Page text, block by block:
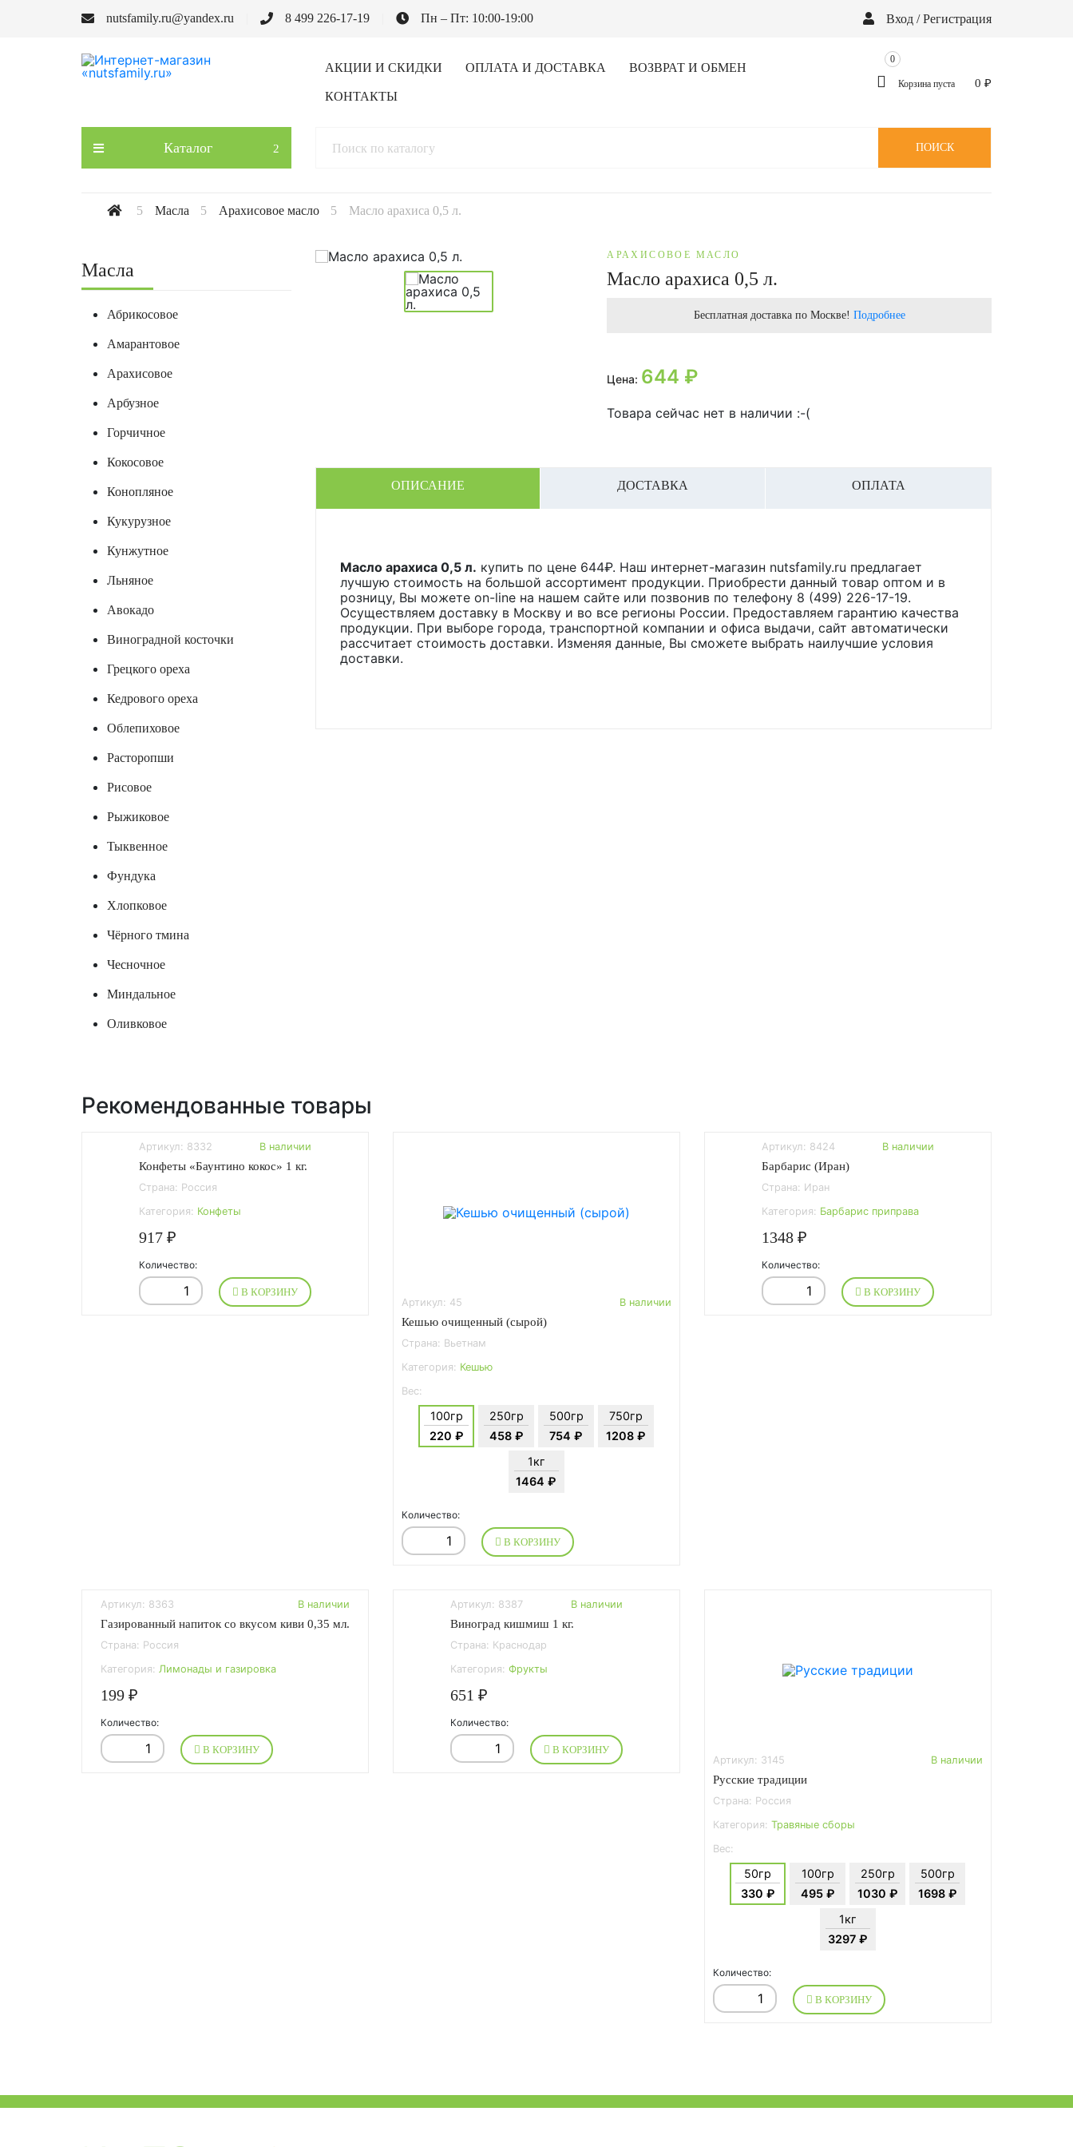
nutsfamily.ru@yandex.ru 8 499 226-17-19 Пн – Пт: 10:00-19:00 Вход / Регистрация
АКЦИИ И СКИДКИ ОПЛАТА И ДОСТАВКА ВОЗВРАТ И ОБМЕН
КОНТАКТЫ
Корзина пуста
0
0 ₽
Каталог ПОИСК
Масла Арахисовое масло Масло арахиса 0,5 л.
Масла
Абрикосовое
Амарантовое
Арахисовое
Арбузное
Горчичное
Кокосовое
Конопляное
Кукурузное
Кунжутное
Льняное
Авокадо
Виноградной косточки
Грецкого ореха
Кедрового ореха
Облепиховое
Расторопши
Рисовое
Рыжиковое
Тыквенное
Фундука
Хлопковое
Чёрного тмина
Чесночное
Миндальное
Оливковое
АРАХИСОВОЕ МАСЛО
Масло арахиса 0,5 л.
Бесплатная доставка по Москве! Подробнее
Цена: 644 ₽
Товара сейчас нет в наличии :-(
ОПИСАНИЕ ДОСТАВКА ОПЛАТА
Масло арахиса 0,5 л. купить по цене 644₽. Наш интернет-магазин nutsfamily.ru предлагает
лучшую стоимость на большой ассортимент продукции. Приобрести данный товар оптом и в
розницу, Вы можете on-line на нашем сайте или позвонив по телефону 8 (499) 226-17-19.
Осуществляем доставку в Москву и во все регионы России. Предоставляем гарантию качества
продукции. При выборе города, транспортной компании и офиса выдачи, сайт автоматически
рассчитает стоимость доставки. Изменяя данные, Вы сможете выбрать наилучшие условия
доставки.
Рекомендованные товары
Артикул: 8332 В наличии
Конфеты «Баунтино кокос» 1 кг.
Страна: Россия
Категория: Конфеты
917 ₽
Количество:
В КОРЗИНУ
Артикул: 45
В наличии
Кешью очищенный (сырой)
Страна: Вьетнам
Категория: Кешью
Вес:
100гр
220 ₽
250гр
458 ₽
500гр
754 ₽
750гр
1208 ₽
1кг
1464 ₽
Количество:
В КОРЗИНУ
Артикул: 8424 В наличии
Барбарис (Иран)
Страна: Иран
Категория: Барбарис приправа
1348 ₽
Количество:
В КОРЗИНУ
Артикул: 8363 В наличии
Газированный напиток со вкусом киви 0,35 мл.
Страна: Россия
Категория: Лимонады и газировка
199 ₽
Количество:
В КОРЗИНУ
Артикул: 8387 В наличии
Виноград кишмиш 1 кг.
Страна: Краснодар
Категория: Фрукты
651 ₽
Количество:
В КОРЗИНУ
Артикул: 3145
В наличии
Русские традиции
Страна: Россия
Категория: Травяные сборы
Вес:
50гр
330 ₽
100гр
495 ₽
250гр
1030 ₽
500гр
1698 ₽
1кг
3297 ₽
Количество:
В КОРЗИНУ